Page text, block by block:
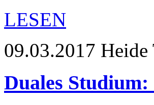
LESEN
09.03.2017 Heide
Duales